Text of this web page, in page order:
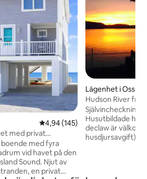
4,94 av 5 i genomsnittligt
4,94 (145)
med privat
boende med fyra
vid havet på den
Sound. Njut av
en privat
Lägenhet i
Hudson River
Utforska härifrån
Husutbildade
declaw är
husdjursavgift).